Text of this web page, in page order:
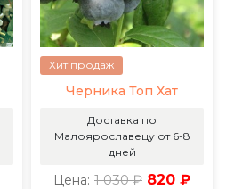
Хит продаж
Черника Топ Хат
Доставка по
Малоярославецу от 6-8
дней
Цена: 1 030 ₽ 820 ₽